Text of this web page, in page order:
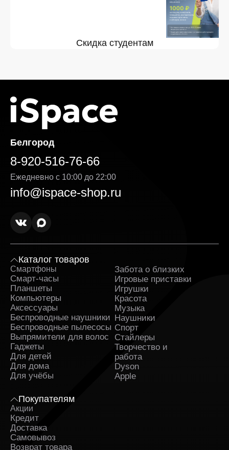
Скидка студентам
Белгород
8-920-516-76-66
Ежедневно с 10:00 до 22:00
info@ispace-shop.ru
Каталог товаров
Смартфоны
Смарт-часы
Планшеты
Компьютеры
Аксессуары
Беспроводные наушники
Беспроводные пылесосы
Выпрямители для волос
Гаджеты
Для детей
Для дома
Для учёбы
Забота о близких
Игровые приставки
Игрушки
Красота
Музыка
Наушники
Спорт
Стайлеры
Творчество и
работа
Dyson
Apple
Покупателям
Акции
Кредит
Доставка
Самовывоз
Возврат товара